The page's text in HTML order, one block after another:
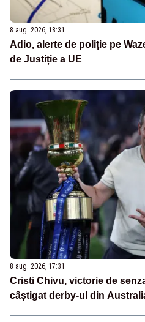
8 aug. 2026, 18:31
Adio, alerte de poliție pe
de Justiție a UE
8 aug. 2026, 17:31
Cristi Chivu, victorie de
câștigat derby-ul din